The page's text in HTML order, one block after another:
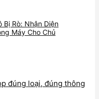
Bị Rò: Nhận Diện
Máy Cho Chủ
đúng loại, đúng thông